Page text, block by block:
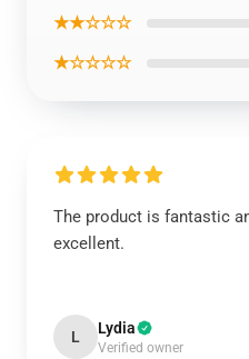
★★☆☆☆
★☆☆☆☆
The product is fantastic
excellent.
L Lydia
Verified owner